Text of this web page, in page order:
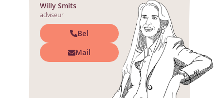
Willy Smits
adviseur
Bel
Mail